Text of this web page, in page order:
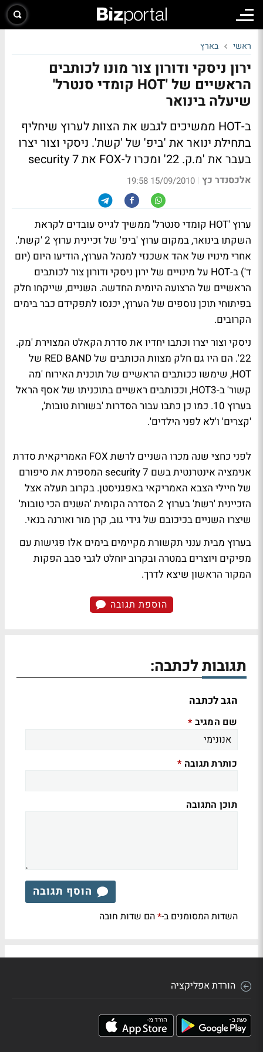
ראשי בארץ
ירון ניסקי ודורון צור מונו לכותבים
הראשיים של 'HOT קומדי סנטרל'
שיעלה בינואר
ב-HOT ממשיכים לגבש את הצוות לערוץ שיחליף
בתחילת ינואר את 'ביפ' של 'קשת'. ניסקי וצור יצרו
בעבר את 'מ.ק. 22' ומכרו ל-FOX את security 7
אלכסנדר כץ |
15/09/2010 19:58
ערוץ 'HOT קומדי סנטרל' ממשיך לגייס עובדים לקראת
השקתו בינואר, במקום ערוץ 'ביפ' של זכיינית ערוץ 2 'קשת'.
אחרי מינויו של אהד אשכנזי למנהל הערוץ, הודיעו היום (יום
ד') ב-HOT על מינויים של ירון ניסקי ודורון צור לכותבים
הראשיים של הרצועה היומית החדשה. השניים, שייקחו חלק
בפיתוחי תוכן נוספים של הערוץ, יכנסו לתפקידם כבר בימים
הקרובים.
ניסקי וצור יצרו וכתבו יחדיו את סדרת הקאלט המצוירת 'מק.
22'. הם היו גם חלק מצוות הכותבים של RED BAND של
HOT, שימשו ככותבים הראשיים של תוכנית האירוח 'מה
קשור' ב-HOT3, וככותבים ראשיים בתוכניתו של אסף הראל
בערוץ 10. כמו כן כתבו עבור הסדרות 'בשורות טובות',
'קצרים' ו'לא לפני הילדים'.
לפני כחצי שנה מכרו השניים לרשת FOX האמריקאית סדרת
אנימציה אינטרנטית בשם security 7 המספרת את סיפורם
של חיילי הצבא האמריקאי באפגניסטן. בקרוב תעלה אצל
הזכיינית 'רשת' בערוץ 2 הסדרה הקומית 'השנים הכי טובות'
שיצרו השניים בכיכובם של גידי גוב, קרן מור ואורנה בנאי.
בערוץ מבית ענני תקשורת מקיימים בימים אלו פגישות עם
מפיקים ויוצרים במטרה ובקרוב יוחלט לגבי סבב הפקות
המקור הראשון שיצא לדרך.
הוספת תגובה
תגובות לכתבה:
הגב לכתבה
שם המגיב *
כותרת תגובה *
תוכן התגובה
הוסף תגובה
השדות המסומנים ב-*הם שדות חובה
הורדת אפליקציה